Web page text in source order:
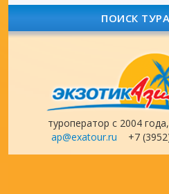
ПОИСК ТУРА
туроператор с 2004
ap@exatour.ru +7